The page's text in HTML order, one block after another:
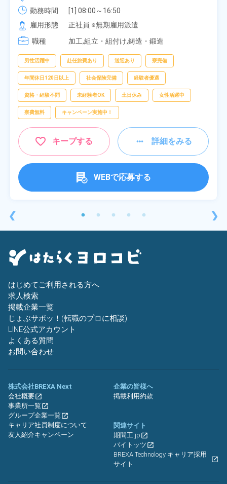
❮
勤務時間
[1] 08:00～16:50
[2] 06:25～15:10
[3] 17:05～01:50
雇用形態
正社員 ※無期雇用派遣
職種
加工,組立・組付け,鋳造・鍛造
男性活躍中 赴任旅費あり 送迎あり 寮完備
年間休日120日以上 社会保険完備 経験者優遇
資格・経験不問 未経験者OK 土日休み 女性活躍中
寮費無料 キャンペーン実施中！
キープする 詳細をみる
WEBで応募する
❯
はじめてご利用される方へ
求人検索
掲載企業一覧
じょぶサポッ！(転職のプロに相談)
LINE公式アカウント
よくある質問
お問い合わせ
株式会社BREXA Next
会社概要
事業所一覧
グループ企業一覧
キャリア社員制度について
友人紹介キャンペーン
企業の皆様へ
掲載利用約款
関連サイト
期間工.jp
バイトッツ
BREXA Technology キャリア採用
サイト